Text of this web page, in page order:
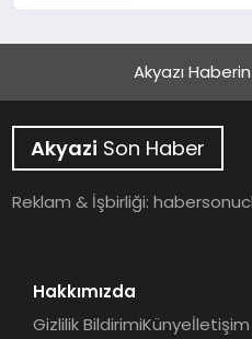
Akyazı
Akyazi Son Haber
Reklam & İşbirliği:
Hakkımızda
Gizlilik BildirimiKünyeİletişim